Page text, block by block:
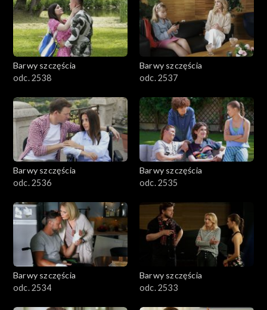
Barwy szczęścia
odc. 2538
Barwy szczęścia
odc. 2537
Barwy szczęścia
odc. 2536
Barwy szczęścia
odc. 2535
Barwy szczęścia
odc. 2534
Barwy szczęścia
odc. 2533